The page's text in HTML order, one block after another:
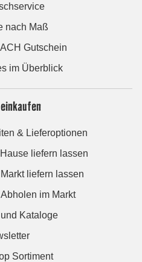
nach Maß
Gutschein
im Überblick
& Lieferoptionen
liefern lassen
liefern lassen
im Markt
Kataloge
Sortiment